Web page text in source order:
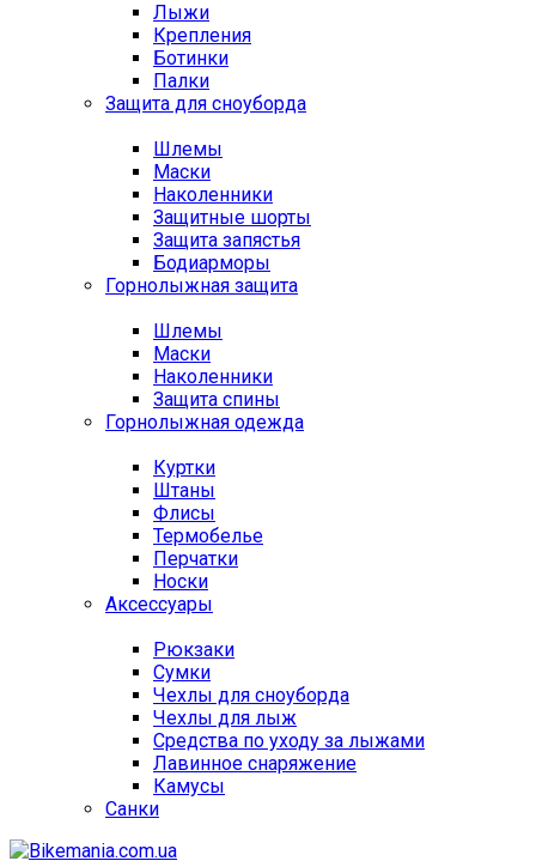
Лыжи
Крепления
Ботинки
Палки
Защита для сноуборда
Шлемы
Маски
Наколенники
Защитные шорты
Защита запястья
Бодиарморы
Горнолыжная защита
Шлемы
Маски
Наколенники
Защита спины
Горнолыжная одежда
Куртки
Штаны
Флисы
Термобелье
Перчатки
Носки
Аксессуары
Рюкзаки
Сумки
Чехлы для сноуборда
Чехлы для лыж
Средства по уходу за лыжами
Лавинное снаряжение
Камусы
Санки